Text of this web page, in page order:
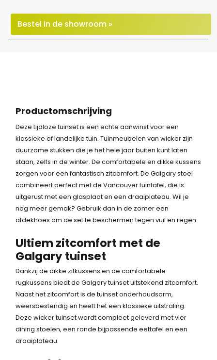
Bestel in de showroom »
Productomschrijving
Deze tijdloze tuinset is een echte aanwinst voor een
klassieke of landelijke tuin. Tuinmeubelen van wicker zijn
duurzame stukken die je het hele jaar buiten kunt laten
staan, zelfs in de winter. De comfortabele en dikke kussens
zorgen voor een fantastisch zitcomfort. De Galgary stoel
combineert perfect met de Vancouver tuintafel, die is
uitgerust met een glasplaat en een draaiplateau. Wil je
nog meer gemak? Gebruik dan in de zomer een
afdekhoesom de set te beschermen tegen vuil en regen.
Ultiem zitcomfort met de
Galgary tuinset
Dankzij de dikke zitkussens en de comfortabele
rugkussens biedt de Galgary tuinset uitstekend zitcomfort.
Naast het zitcomfort is de tuinset onderhoudsarm,
weersbestendig en heeft het een klassieke uitstraling.
Deze wicker tuinset wordt compleet geleverd met vier
dining stoelen, een ronde bijpassende eettafel en een
draaiplateau.